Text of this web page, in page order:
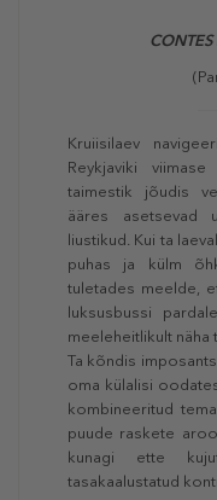
CONTES
Kruiisilaev
Reykjaviki
taimestik jõudis
ääres asetsevad
liustikud. Kui ta
puhas ja külm
tuletades meelde,
luksusbussi
meeleheitlikult näha
Ta kõndis
oma külalisi
kombineeritud
puude raskete
kunagi ette
tasakaalustatud